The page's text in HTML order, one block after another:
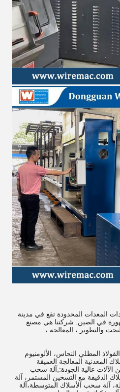
المعدات المحدودة تقع في مدينة
في الصين. شركتنا هي مصنع
والتطوير ، المعالجة ،
المطلي النحاس، الألومنيوم
المعدنية المعالجة العميقة
عالية الجودة:,آلة سحب
الدقيقة مع التسخين المستمر، آلة
آلة سحب الأسلاك المتوسطة،آلة